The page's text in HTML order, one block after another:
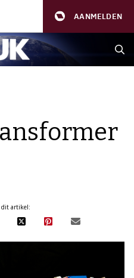
AANMELDEN
dit artikel: